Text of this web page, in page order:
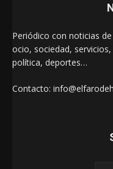
Periódico con noticias
ocio, sociedad,
política, deportes…
Contacto: